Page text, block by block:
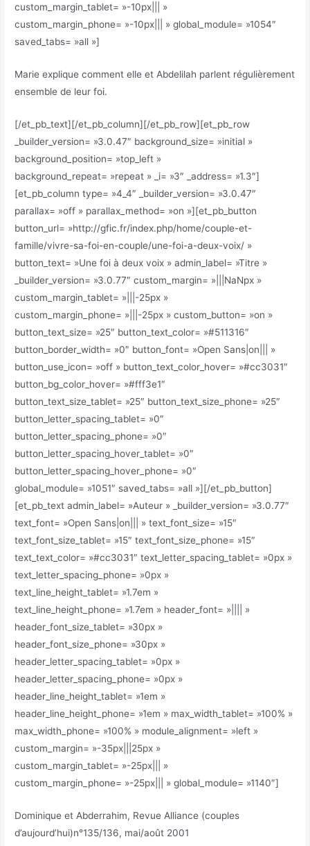
custom_margin_tablet= »-10px||| »
custom_margin_phone= »-10px||| » global_module= »1054″
saved_tabs= »all »]
Marie explique comment elle et Abdelilah parlent régulièrement
ensemble de leur foi.
[/et_pb_text][/et_pb_column][/et_pb_row][et_pb_row
_builder_version= »3.0.47″ background_size= »initial »
background_position= »top_left »
background_repeat= »repeat » _i= »3″ _address= »1.3″]
[et_pb_column type= »4_4″ _builder_version= »3.0.47″
parallax= »off » parallax_method= »on »][et_pb_button
button_url= »http://gfic.fr/index.php/home/couple-et-
famille/vivre-sa-foi-en-couple/une-foi-a-deux-voix/ »
button_text= »Une foi à deux voix » admin_label= »Titre »
_builder_version= »3.0.77″ custom_margin= »|||NaNpx »
custom_margin_tablet= »|||-25px »
custom_margin_phone= »|||-25px » custom_button= »on »
button_text_size= »25″ button_text_color= »#511316″
button_border_width= »0″ button_font= »Open Sans|on||| »
button_use_icon= »off » button_text_color_hover= »#cc3031″
button_bg_color_hover= »#fff3e1″
button_text_size_tablet= »25″ button_text_size_phone= »25″
button_letter_spacing_tablet= »0″
button_letter_spacing_phone= »0″
button_letter_spacing_hover_tablet= »0″
button_letter_spacing_hover_phone= »0″
global_module= »1051″ saved_tabs= »all »][/et_pb_button]
[et_pb_text admin_label= »Auteur » _builder_version= »3.0.77″
text_font= »Open Sans|on||| » text_font_size= »15″
text_font_size_tablet= »15″ text_font_size_phone= »15″
text_text_color= »#cc3031″ text_letter_spacing_tablet= »0px »
text_letter_spacing_phone= »0px »
text_line_height_tablet= »1.7em »
text_line_height_phone= »1.7em » header_font= »|||| »
header_font_size_tablet= »30px »
header_font_size_phone= »30px »
header_letter_spacing_tablet= »0px »
header_letter_spacing_phone= »0px »
header_line_height_tablet= »1em »
header_line_height_phone= »1em » max_width_tablet= »100% »
max_width_phone= »100% » module_alignment= »left »
custom_margin= »-35px|||25px »
custom_margin_tablet= »-25px||| »
custom_margin_phone= »-25px||| » global_module= »1140″]
Dominique et Abderrahim, Revue Alliance (couples
d’aujourd’hui)n°135/136, mai/août 2001